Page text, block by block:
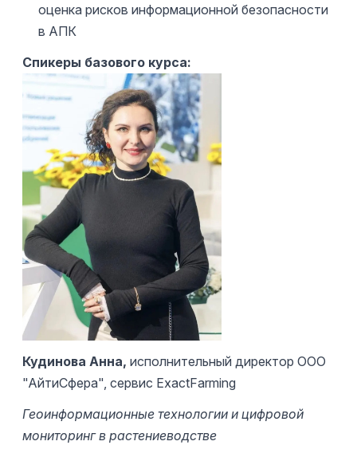
оценка рисков информационной безопасности
в АПК
Спикеры базового курса:
Кудинова Анна, исполнительный директор ООО
"АйтиСфера", сервис ExactFarming
Геоинформационные технологии и цифровой
мониторинг в растениеводстве